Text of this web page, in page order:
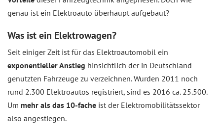
genau ist ein Elektroauto überhaupt aufgebaut?
Was ist ein Elektrowagen?
Seit einiger Zeit ist für das Elektroautomobil ein
exponentieller Anstieg hinsichtlich der in Deutschland
genutzten Fahrzeuge zu verzeichnen. Wurden 2011 noch
rund 2.300 Elektroautos registriert, sind es 2016 ca. 25.500.
Um mehr als das 10-fache ist der Elektromobilitätssektor
also angestiegen.